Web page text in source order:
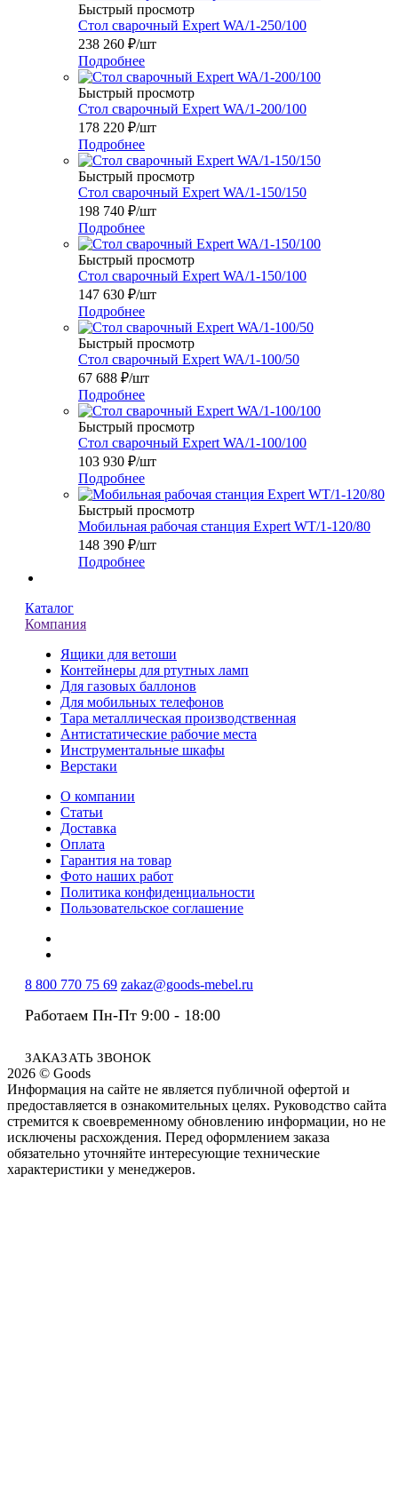
Быстрый просмотр
Стол сварочный Expert WA/1-250/100
238 260 ₽/шт
Подробнее
Быстрый просмотр
Стол сварочный Expert WA/1-200/100
178 220 ₽/шт
Подробнее
Быстрый просмотр
Стол сварочный Expert WA/1-150/150
198 740 ₽/шт
Подробнее
Быстрый просмотр
Стол сварочный Expert WA/1-150/100
147 630 ₽/шт
Подробнее
Быстрый просмотр
Стол сварочный Expert WA/1-100/50
67 688 ₽/шт
Подробнее
Быстрый просмотр
Стол сварочный Expert WA/1-100/100
103 930 ₽/шт
Подробнее
Быстрый просмотр
Мобильная рабочая станция Expert WT/1-120/80
148 390 ₽/шт
Подробнее
Каталог
Компания
Ящики для ветоши
Контейнеры для ртутных ламп
Для газовых баллонов
Для мобильных телефонов
Тара металлическая производственная
Антистатические рабочие места
Инструментальные шкафы
Верстаки
О компании
Статьи
Доставка
Оплата
Гарантия на товар
Фото наших работ
Политика конфиденциальности
Пользовательское соглашение
8 800 770 75 69 zakaz@goods-mebel.ru
Работаем Пн-Пт 9:00 - 18:00
ЗАКАЗАТЬ ЗВОНОК
2026 © Goods
Информация на сайте не является публичной офертой и
предоставляется в ознакомительных целях. Руководство сайта
стремится к своевременному обновлению информации, но не
исключены расхождения. Перед оформлением заказа
обязательно уточняйте интересующие технические
характеристики у менеджеров.